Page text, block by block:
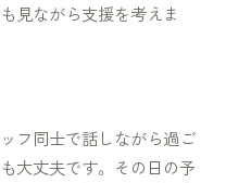
見ながら支援を考えま
フ同士で話しながら過ご
大丈夫です。その日の予